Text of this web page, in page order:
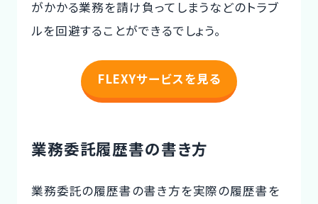
がかかる業務を請け負ってしまうなどのトラブ
ルを回避することができるでしょう。
FLEXYサービスを見る
業務委託履歴書の書き方
業務委託の履歴書の書き方を実際の履歴書を